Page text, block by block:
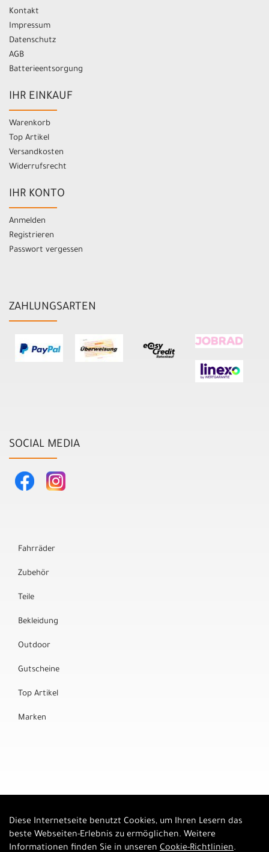
Kontakt
Impressum
Datenschutz
AGB
Batterieentsorgung
IHR EINKAUF
Warenkorb
Top Artikel
Versandkosten
Widerrufsrecht
IHR KONTO
Anmelden
Registrieren
Passwort vergessen
ZAHLUNGSARTEN
SOCIAL MEDIA
Fahrräder
Zubehör
Teile
Bekleidung
Outdoor
Gutscheine
Top Artikel
Marken
Diese Internetseite benutzt Cookies, um Ihren Lesern das
beste Webseiten-Erlebnis zu ermöglichen. Weitere
Informationen finden Sie in unseren Cookie-Richtlinien.
Auftrag widerrufen